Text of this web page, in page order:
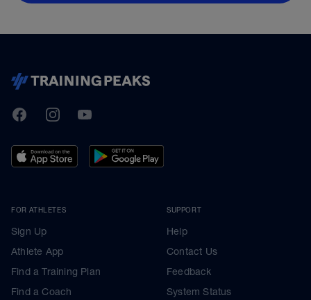
TrainingPeaks
FacebookInstagramYoutube
FOR ATHLETES
Sign Up
Athlete App
Find a Training Plan
Find a Coach
SUPPORT
Help
Contact Us
Feedback
System Status